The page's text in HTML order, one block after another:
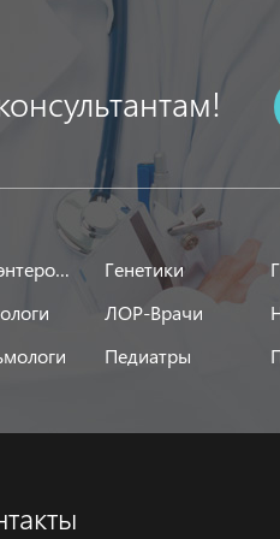
Гастроэнтерологи Генетики
ЛОР-Врачи
Педиатры